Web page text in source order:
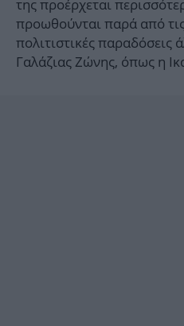
της προέρχεται
προωθούνται παρά από
πολιτιστικές παραδόσεις
Γαλάζιας Ζώνης, όπως η